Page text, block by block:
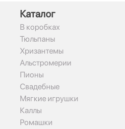
Каталог
В коробках
Тюльпаны
Хризантемы
Альстромерии
Пионы
Свадебные
Мягкие игрушки
Каллы
Ромашки